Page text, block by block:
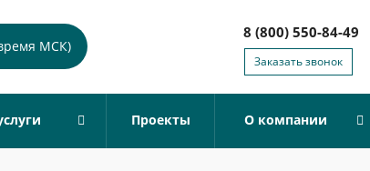
МСК)
8 (800) 550-84-49
Заказать звонок
Проекты О компании